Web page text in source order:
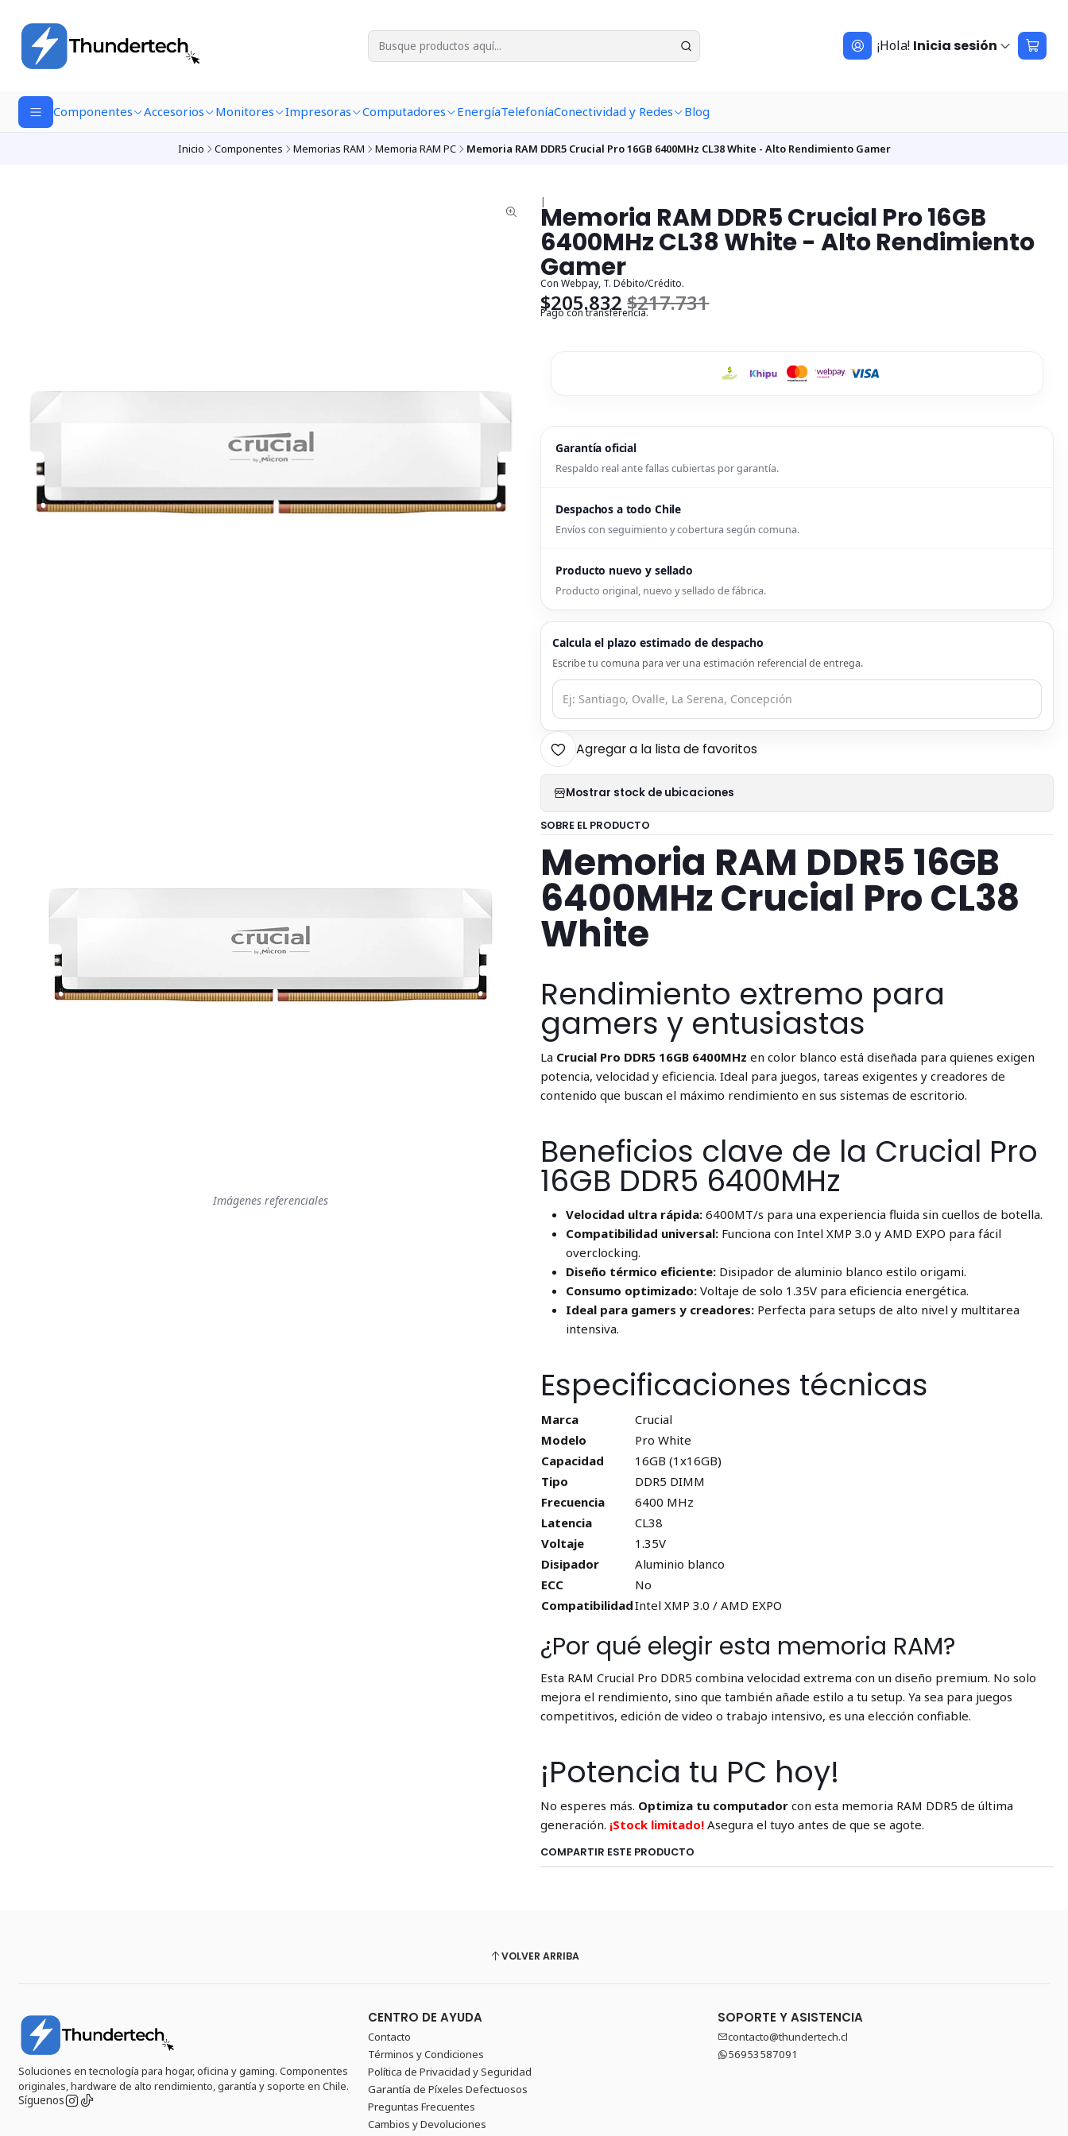
¡Hola! Inicia sesión
Componentes Accesorios Monitores Impresoras Computadores EnergíaTelefoníaConectividad y Redes Blog
Inicio Componentes Memorias RAM Memoria RAM PC Memoria RAM DDR5 Crucial Pro 16GB 6400MHz CL38 White - Alto Rendimiento Gamer
|Memoria RAM DDR5 Crucial Pro 16GB
6400MHz CL38 White - Alto Rendimiento
Gamer
Con Webpay, T. Débito/Crédito.
$205.832$217.731
Pago con transferencia.
Garantía oficial
Respaldo real ante fallas cubiertas por garantía.
Despachos a todo Chile
Envíos con seguimiento y cobertura según comuna.
Producto nuevo y sellado
Producto original, nuevo y sellado de fábrica.
Calcula el plazo estimado de despacho
Escribe tu comuna para ver una estimación referencial de entrega.
Agregar a la lista de favoritos
Mostrar stock de ubicaciones
SOBRE EL PRODUCTO
Memoria RAM DDR5 16GB
6400MHz Crucial Pro CL38
White
Rendimiento extremo para
gamers y entusiastas
La Crucial Pro DDR5 16GB 6400MHz en color blanco está diseñada para quienes exigen
potencia, velocidad y eficiencia. Ideal para juegos, tareas exigentes y creadores de
contenido que buscan el máximo rendimiento en sus sistemas de escritorio.
Beneficios clave de la Crucial Pro
16GB DDR5 6400MHz
Velocidad ultra rápida: 6400MT/s para una experiencia fluida sin cuellos de botella.
Compatibilidad universal: Funciona con Intel XMP 3.0 y AMD EXPO para fácil
overclocking.
Diseño térmico eficiente: Disipador de aluminio blanco estilo origami.
Consumo optimizado: Voltaje de solo 1.35V para eficiencia energética.
Ideal para gamers y creadores: Perfecta para setups de alto nivel y multitarea
intensiva.
Especificaciones técnicas
Marca
Crucial
Modelo
Pro White
Capacidad
16GB (1x16GB)
Tipo
DDR5 DIMM
Frecuencia
6400 MHz
Latencia
CL38
Voltaje
1.35V
Disipador
Aluminio blanco
ECC
No
CompatibilidadIntel XMP 3.0 / AMD EXPO
¿Por qué elegir esta memoria RAM?
Esta RAM Crucial Pro DDR5 combina velocidad extrema con un diseño premium. No solo
mejora el rendimiento, sino que también añade estilo a tu setup. Ya sea para juegos
competitivos, edición de video o trabajo intensivo, es una elección confiable.
¡Potencia tu PC hoy!
No esperes más. Optimiza tu computador con esta memoria RAM DDR5 de última
generación. ¡Stock limitado! Asegura el tuyo antes de que se agote.
COMPARTIR ESTE PRODUCTO
VOLVER ARRIBA
Soluciones en tecnología para hogar, oficina y gaming. Componentes
originales, hardware de alto rendimiento, garantía y soporte en Chile.
Síguenos
CENTRO DE AYUDA
Contacto
Términos y Condiciones
Política de Privacidad y Seguridad
Garantía de Píxeles Defectuosos
Preguntas Frecuentes
Cambios y Devoluciones
SOPORTE Y ASISTENCIA
contacto@thundertech.cl
56953587091